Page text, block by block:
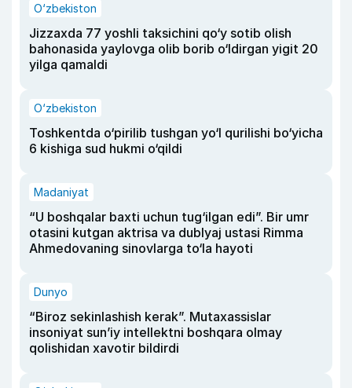
O‘zbekiston
Jizzaxda 77 yoshli taksichini qo‘y sotib olish
bahonasida yaylovga olib borib o‘ldirgan yigit 20
yilga qamaldi
O‘zbekiston
Toshkentda o‘pirilib tushgan yo‘l qurilishi bo‘yicha
6 kishiga sud hukmi o‘qildi
Madaniyat
“U boshqalar baxti uchun tug‘ilgan edi”. Bir umr
otasini kutgan aktrisa va dublyaj ustasi Rimma
Ahmedovaning sinovlarga to‘la hayoti
Dunyo
“Biroz sekinlashish kerak”. Mutaxassislar
insoniyat sun’iy intellektni boshqara olmay
qolishidan xavotir bildirdi